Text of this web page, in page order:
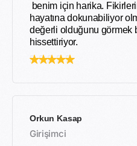
benim için harika.
hayatına dokunabiliyor
değerli olduğunu görmek
hissettiriyor.
Orkun Kasap
Girişimci